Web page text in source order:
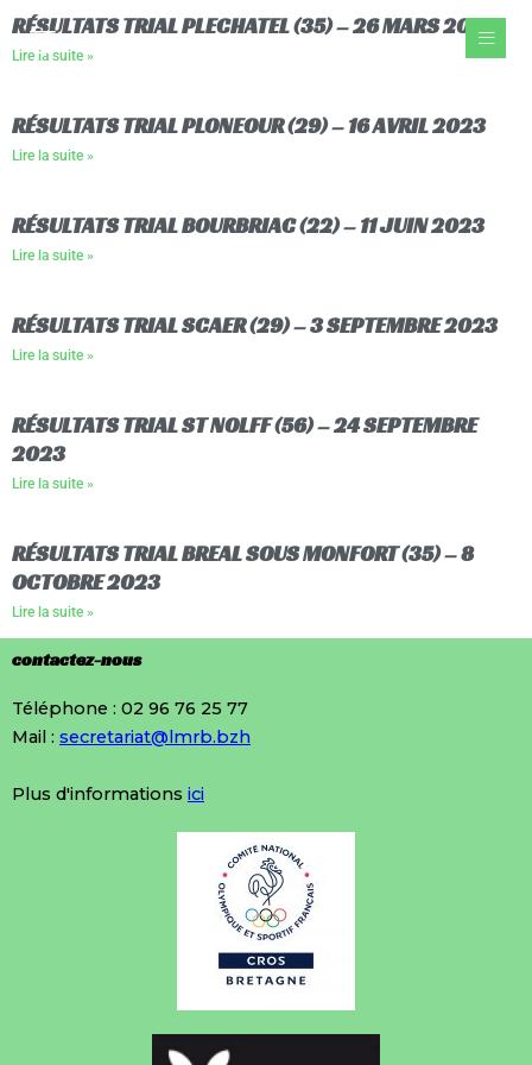
Aller
RÉSULTATS TRIAL PLECHATEL (35) – 26 MARS 2023
Lire la suite »
RÉSULTATS TRIAL PLONEOUR (29) – 16 AVRIL 2023
Lire la suite »
RÉSULTATS TRIAL BOURBRIAC (22) – 11 JUIN 2023
Lire la suite »
RÉSULTATS TRIAL SCAER (29) – 3 SEPTEMBRE 2023
Lire la suite »
RÉSULTATS TRIAL ST NOLFF (56) – 24 SEPTEMBRE
2023
Lire la suite »
RÉSULTATS TRIAL BREAL SOUS MONFORT (35) – 8
OCTOBRE 2023
Lire la suite »
contactez-nous
Téléphone : 02 96 76 25 77
Mail : secretariat@lmrb.bzh
Plus d'informations ici